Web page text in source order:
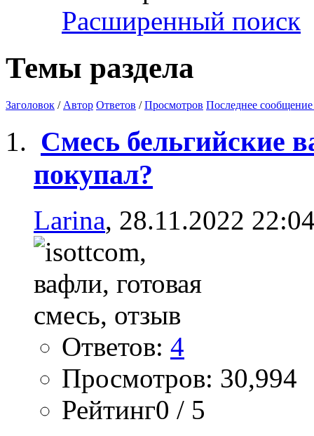
Расширенный поиск
Темы раздела
Заголовок / Автор Ответов /Просмотров Последнее сообщение
Смесь бельгийские
покупал?
Larina, 28.11.2022
Ответов: 4
Просмотров: 30,994
Рейтинг0 / 5